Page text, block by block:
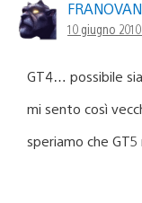
10 giugno
GT4… possibile
mi sento così
speriamo che